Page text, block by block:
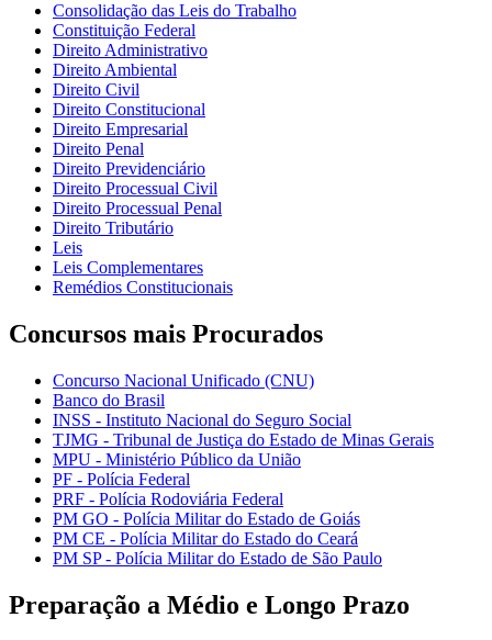
Consolidação das Leis do Trabalho
Constituição Federal
Direito Administrativo
Direito Ambiental
Direito Civil
Direito Constitucional
Direito Empresarial
Direito Penal
Direito Previdenciário
Direito Processual Civil
Direito Processual Penal
Direito Tributário
Leis
Leis Complementares
Remédios Constitucionais
Concursos mais Procurados
Concurso Nacional Unificado (CNU)
Banco do Brasil
INSS - Instituto Nacional do Seguro Social
TJMG - Tribunal de Justiça do Estado de Minas Gerais
MPU - Ministério Público da União
PF - Polícia Federal
PRF - Polícia Rodoviária Federal
PM GO - Polícia Militar do Estado de Goiás
PM CE - Polícia Militar do Estado do Ceará
PM SP - Polícia Militar do Estado de São Paulo
Preparação a Médio e Longo Prazo